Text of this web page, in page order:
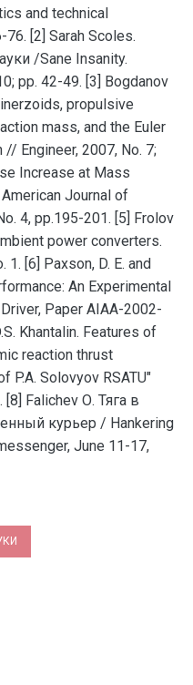
and technical
[2] Sarah Scoles.
/Sane Insanity.
pp. 42-49. [3] Bogdanov
propulsive
mass, and the Euler
Engineer, 2007, No. 7;
Increase at Mass
Journal of
4, pp.195-201. [5] Frolov
power converters.
[6] Paxson, D. E. and
An Experimental
Paper AIAA-2002-
Khantalin. Features of
reaction thrust
P.A. Solovyov RSATU"
[8] Falichev О. Тяга в
курьер / Hankering
June 11-17,